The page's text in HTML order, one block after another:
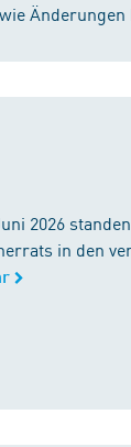
Änderungen
2026
in den